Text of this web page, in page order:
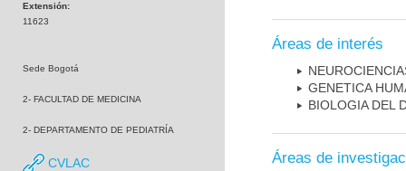
Extensión:
11623
Sede Bogotá
2- FACULTAD DE MEDICINA
2- DEPARTAMENTO DE PEDIATRÍA
CVLAC
Áreas de interés
GENETICA
BIOLOGIA DEL
Áreas de